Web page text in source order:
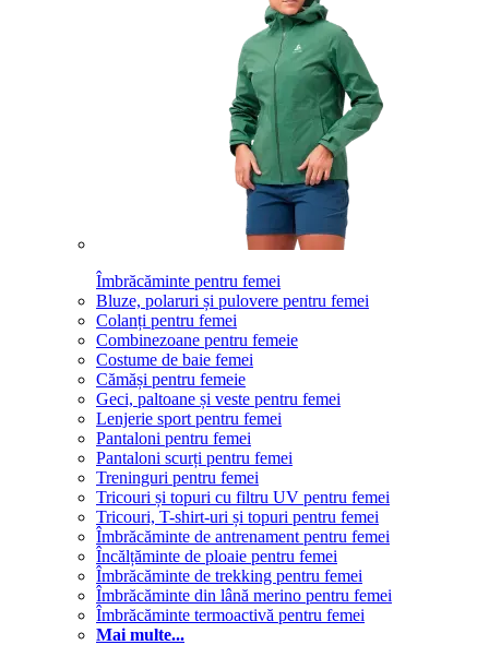
Îmbrăcăminte pentru femei
Bluze, polaruri și pulovere pentru femei
Colanți pentru femei
Combinezoane pentru femeie
Costume de baie femei
Cămăși pentru femeie
Geci, paltoane și veste pentru femei
Lenjerie sport pentru femei
Pantaloni pentru femei
Pantaloni scurți pentru femei
Treninguri pentru femei
Tricouri și topuri cu filtru UV pentru femei
Tricouri, T-shirt-uri și topuri pentru femei
Îmbrăcăminte de antrenament pentru femei
Încălțăminte de ploaie pentru femei
Îmbrăcăminte de trekking pentru femei
Îmbrăcăminte din lână merino pentru femei
Îmbrăcăminte termoactivă pentru femei
Mai multe...